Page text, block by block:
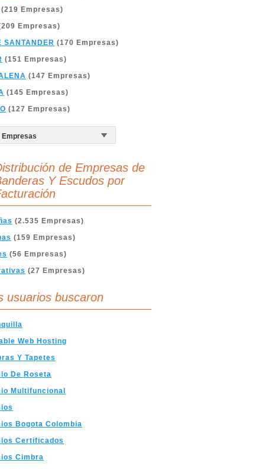
(219 Empresas)
Empresas)
SANTANDER (170 Empresas)
(151 Empresas)
(147 Empresas)
(145 Empresas)
(127 Empresas)
de Empresas de
Y Escudos por
(2.535 Empresas)
(159 Empresas)
(56 Empresas)
(27 Empresas)
usuarios buscaron
Web Hosting
Y Tapetes
De Roseta
Multifuncional
Bogota Colombia
Certificados
Cimbra